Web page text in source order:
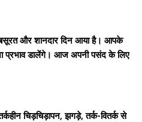
और शानदार दिन आया है। आपके
प्रभाव डालेंगे। आज अपनी पसंद के लिए
चिड़चिड़ापन, झगड़े, तर्क-वितर्क से